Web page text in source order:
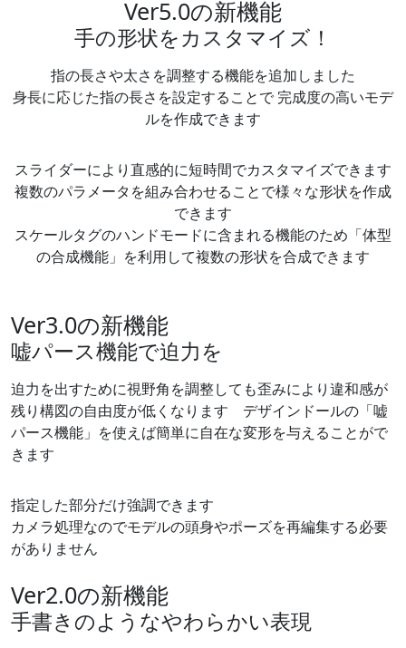
Ver5.0の新機能
手の形状をカスタマイズ！
指の長さや太さを調整する機能を追加しました
身長に応じた指の長さを設定することで 完成度の高いモデ
ルを作成できます
スライダーにより直感的に短時間でカスタマイズできます
複数のパラメータを組み合わせることで様々な形状を作成
できます
スケールタグのハンドモードに含まれる機能のため「体型
の合成機能」を利用して複数の形状を合成できます
Ver3.0の新機能
嘘パース機能で迫力を
迫力を出すために視野角を調整しても歪みにより違和感が
残り構図の自由度が低くなります デザインドールの「嘘
パース機能」を使えば簡単に自在な変形を与えることがで
きます
指定した部分だけ強調できます
カメラ処理なのでモデルの頭身やポーズを再編集する必要
がありません
Ver2.0の新機能
手書きのようなやわらかい表現